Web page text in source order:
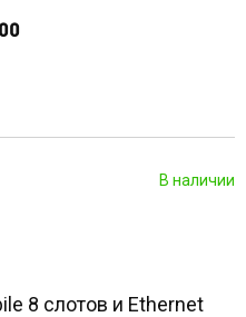
В наличии
8 слотов и Ethernet